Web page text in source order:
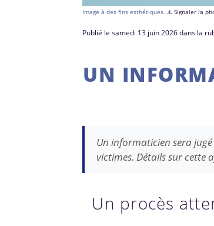
Image à des fins esthétiques.⚠️ Signaler la
Publié le samedi 13 juin 2026 dans la
UN
Un informaticien sera
victimes. Détails sur cette
Un procès